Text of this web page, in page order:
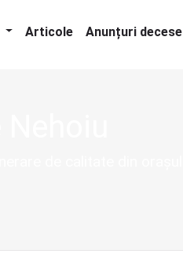
Articole Anunțuri decese